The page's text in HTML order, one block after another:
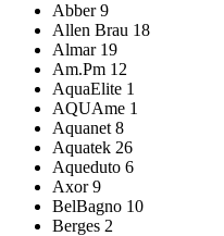
Abber 9
Allen Brau 18
Almar 19
Am.Pm 12
AquaElite 1
AQUAme 1
Aquanet 8
Aquatek 26
Aqueduto 6
Axor 9
BelBagno 10
Berges 2